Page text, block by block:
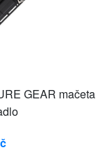
GEAR mačeta